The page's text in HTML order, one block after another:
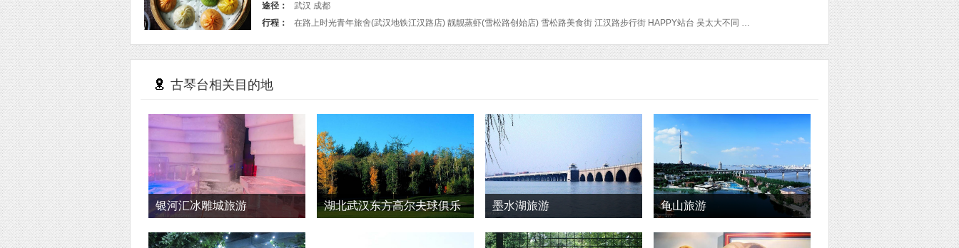
途径：
武汉 成都
行程：
在路上时光青年旅舍(武汉地铁江汉路店) 靓靓蒸虾(雪松路创始店) 雪松路美食街 江汉路步行街 HAPPY站台 吴太大不同 民生鲜鱼馆(合作路店) 武汉长江隧道 吉庆街 古德寺 晴川阁 古琴台 归元禅寺 归元寺友友石头饼（翠微路店） 田师傅香辣虾蟹(总店) 武汉关码头 户部巷 徐嫂糊汤粉 老何记豆皮大王 四季美汤包(户部巷店) 户部巷小吃一条街 蔡林记(户部巷博物馆店) 黄鹤楼 辛亥革命武昌起义纪念馆 武汉大学 光谷广场 婆婆卤味 昙华林 昙华林微书局 大水的店(昙华林店) 东湖 楚河汉街 Annvita tea house 许留山 万达电影乐园 武汉长江大桥 万哈子红油面粉馆 陈记烧梅 何嫂糯米包油条(循礼门店) 地都汉堡 汉口火车站 曾麻子热干面 湖北省博物馆
古琴台相关目的地
银河汇冰雕城旅游
湖北武汉东方高尔夫球俱乐
墨水湖旅游 龟山旅游